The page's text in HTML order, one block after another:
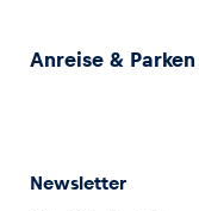
Anreise & Parken
Newsletter